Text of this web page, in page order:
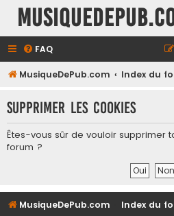
FAQ
MusiqueDePub.com Index du
Supprimer les cookies
Êtes-vous sûr de vouloir supprimer
forum ?
MusiqueDePub.com
Index du